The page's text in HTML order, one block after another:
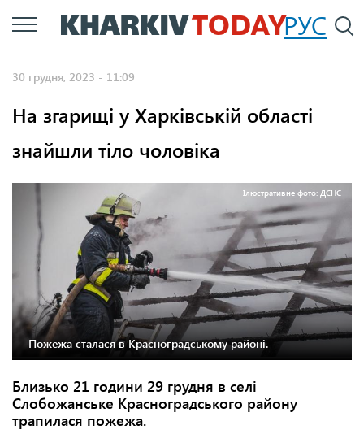
Перейти
до
РУС
30 грудня, 2023 - 11:09
На згарищі у Харківській області
знайшли тіло чоловіка
Ілюстративне фото: ДСНС
Пожежа сталася в Красноградському районі.
Близько 21 години 29 грудня в селі
Слобожанське Красноградського району
трапилася пожежа.